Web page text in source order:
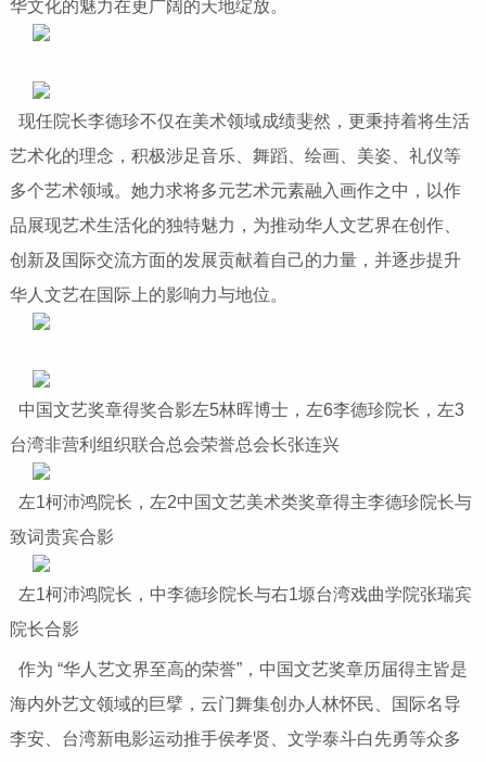
华文化的魅力在更广阔的天地绽放。
现任院长李德珍不仅在美术领域成绩斐然，更秉持着将生活
艺术化的理念，积极涉足音乐、舞蹈、绘画、美姿、礼仪等
多个艺术领域。她力求将多元艺术元素融入画作之中，以作
品展现艺术生活化的独特魅力，为推动华人文艺界在创作、
创新及国际交流方面的发展贡献着自己的力量，并逐步提升
华人文艺在国际上的影响力与地位。
中国文艺奖章得奖合影左5林晖博士，左6李德珍院长，左3
台湾非营利组织联合总会荣誉总会长张连兴
左1柯沛鸿院长，左2中国文艺美术类奖章得主李德珍院长与
致词贵宾合影
左1柯沛鸿院长，中李德珍院长与右1塬台湾戏曲学院张瑞宾
院长合影
作为 “华人艺文界至高的荣誉”，中国文艺奖章历届得主皆是
海内外艺文领域的巨擘，云门舞集创办人林怀民、国际名导
李安、台湾新电影运动推手侯孝贤、文学泰斗白先勇等众多